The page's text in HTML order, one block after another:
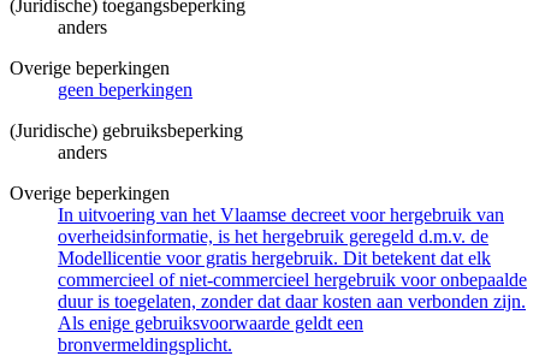
(Juridische) toegangsbeperking
anders
Overige beperkingen
geen beperkingen
(Juridische) gebruiksbeperking
anders
Overige beperkingen
In uitvoering van het Vlaamse decreet voor hergebruik van
overheidsinformatie, is het hergebruik geregeld d.m.v. de
Modellicentie voor gratis hergebruik. Dit betekent dat elk
commercieel of niet-commercieel hergebruik voor onbepaalde
duur is toegelaten, zonder dat daar kosten aan verbonden zijn.
Als enige gebruiksvoorwaarde geldt een
bronvermeldingsplicht.